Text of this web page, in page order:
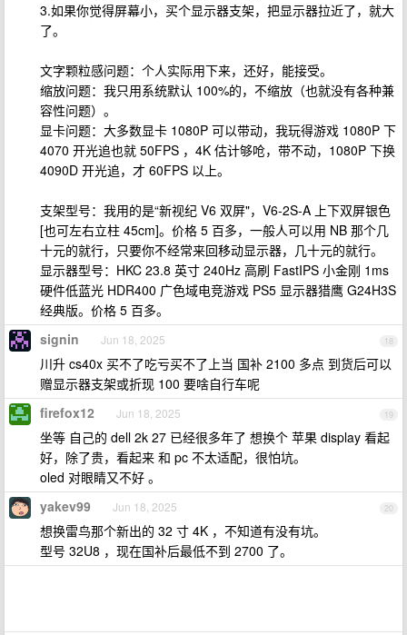
3.如果你觉得屏幕小，买个显示器支架，把显示器拉近了，就大
了。
文字颗粒感问题：个人实际用下来，还好，能接受。
缩放问题：我只用系统默认 100%的，不缩放（也就没有各种兼
容性问题）。
显卡问题：大多数显卡 1080P 可以带动，我玩得游戏 1080P 下
4070 开光追也就 50FPS ，4K 估计够呛，带不动，1080P 下换
4090D 开光追，才 60FPS 以上。
支架型号：我用的是“新视纪 V6 双屏"，V6-2S-A 上下双屏银色
[也可左右立柱 45cm]。价格 5 百多，一般人可以用 NB 那个几
十元的就行，只要你不经常来回移动显示器，几十元的就行。
显示器型号：HKC 23.8 英寸 240Hz 高刷 FastIPS 小金刚 1ms
硬件低蓝光 HDR400 广色域电竞游戏 PS5 显示器猎鹰 G24H3S
经典版。价格 5 百多。
18
signin Jun 18, 2025
川升 cs40x 买不了吃亏买不了上当 国补 2100 多点 到货后可以
赠显示器支架或折现 100 要啥自行车呢
19
firefox12 Jun 18, 2025
坐等 自己的 dell 2k 27 已经很多年了 想换个 苹果 display 看起
好，除了贵，看起来 和 pc 不太适配，很怕坑。
oled 对眼睛又不好 。
20
yakev99 Jun 18, 2025
想换雷鸟那个新出的 32 寸 4K ，不知道有没有坑。
型号 32U8 ，现在国补后最低不到 2700 了。